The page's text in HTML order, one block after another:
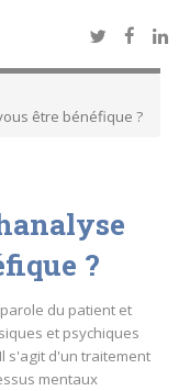
être bénéfique ?
?
du patient et
et psychiques
s'agit d'un traitement
mentaux